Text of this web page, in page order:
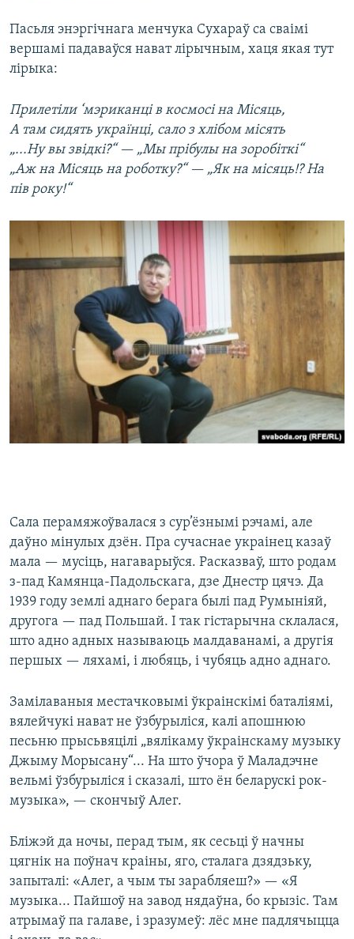
Пасьля энэргічнага менчука Сухараў са сваімі
вершамі падаваўся нават лірычным, хаця якая тут
лірыка:
Прилетіли ‘мэриканці в космосі на Місяць,
А там сидять українці, сало з хлібом місять
„...Ну вы звідкі?“ — „Мы прібулы на зоробіткі“
„Аж на Місяць на роботку?“ — „Як на місяць!? На
пів року!“
Сала перамяжоўвалася з сур’ёзнымі рэчамі, але
даўно мінулых дзён. Пра сучаснае украінец казаў
мала — мусіць, нагаварыўся. Расказваў, што родам
з-пад Камянца-Падольскага, дзе Днестр цячэ. Да
1939 году землі аднаго берага былі пад Румыніяй,
другога — пад Польшай. І так гістарычна склалася,
што адно адных называюць малдаванамі, а другія
першых — ляхамі, і любяць, і чубяць адно аднаго.
Замілаваныя местачковымі ўкраінскімі баталіямі,
вялейчукі нават не ўзбурыліся, калі апошнюю
песьню прысьвяцілі „вялікаму ўкраінскаму музыку
Джыму Морысану“... На што ўчора ў Маладэчне
вельмі ўзбурыліся і сказалі, што ён беларускі рок-
музыка», — скончыў Алег.
Бліжэй да ночы, перад тым, як сесьці ў начны
цягнік на поўнач краіны, яго, сталага дзядзьку,
запыталі: «Алег, а чым ты зарабляеш?» — «Я
музыка... Пайшоў на завод нядаўна, бо крызіс. Там
атрымаў па галаве, і зразумеў: лёс мне падлячыцца